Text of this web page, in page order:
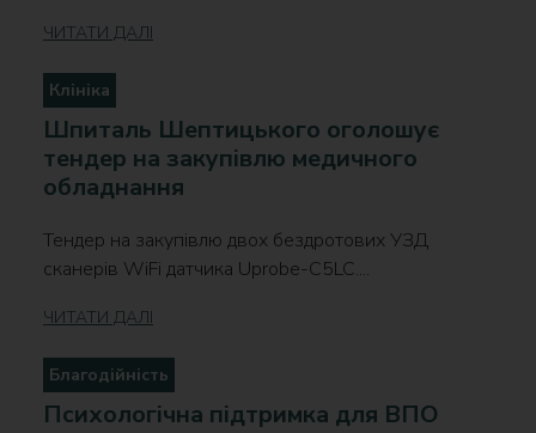
ЧИТАТИ ДАЛІ
Клініка
Шпиталь Шептицького оголошує
тендер на закупівлю медичного
обладнання
Тендер на закупівлю двох бездротових УЗД
сканерів WiFi датчика Uprobe-C5LC....
ЧИТАТИ ДАЛІ
Благодійність
Психологічна підтримка для ВПО